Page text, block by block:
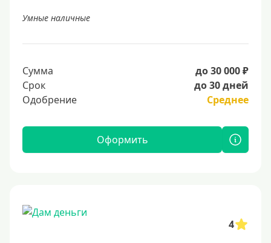
Умные наличные
Сумма
до 30 000 ₽
Срок
до 30 дней
Одобрение
Среднее
Оформить
4